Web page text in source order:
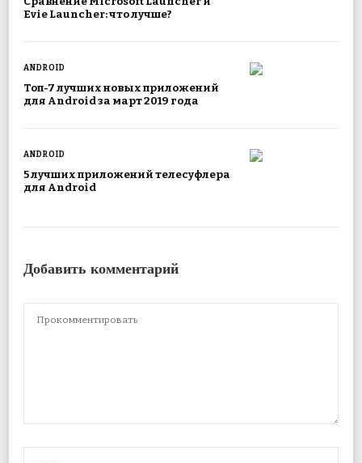
Evie Launcher: что лучше?
ANDROID
Топ-7 лучших новых приложений
для Android за март 2019 года
ANDROID
5 лучших приложений телесуфлера
для Android
Добавить комментарий